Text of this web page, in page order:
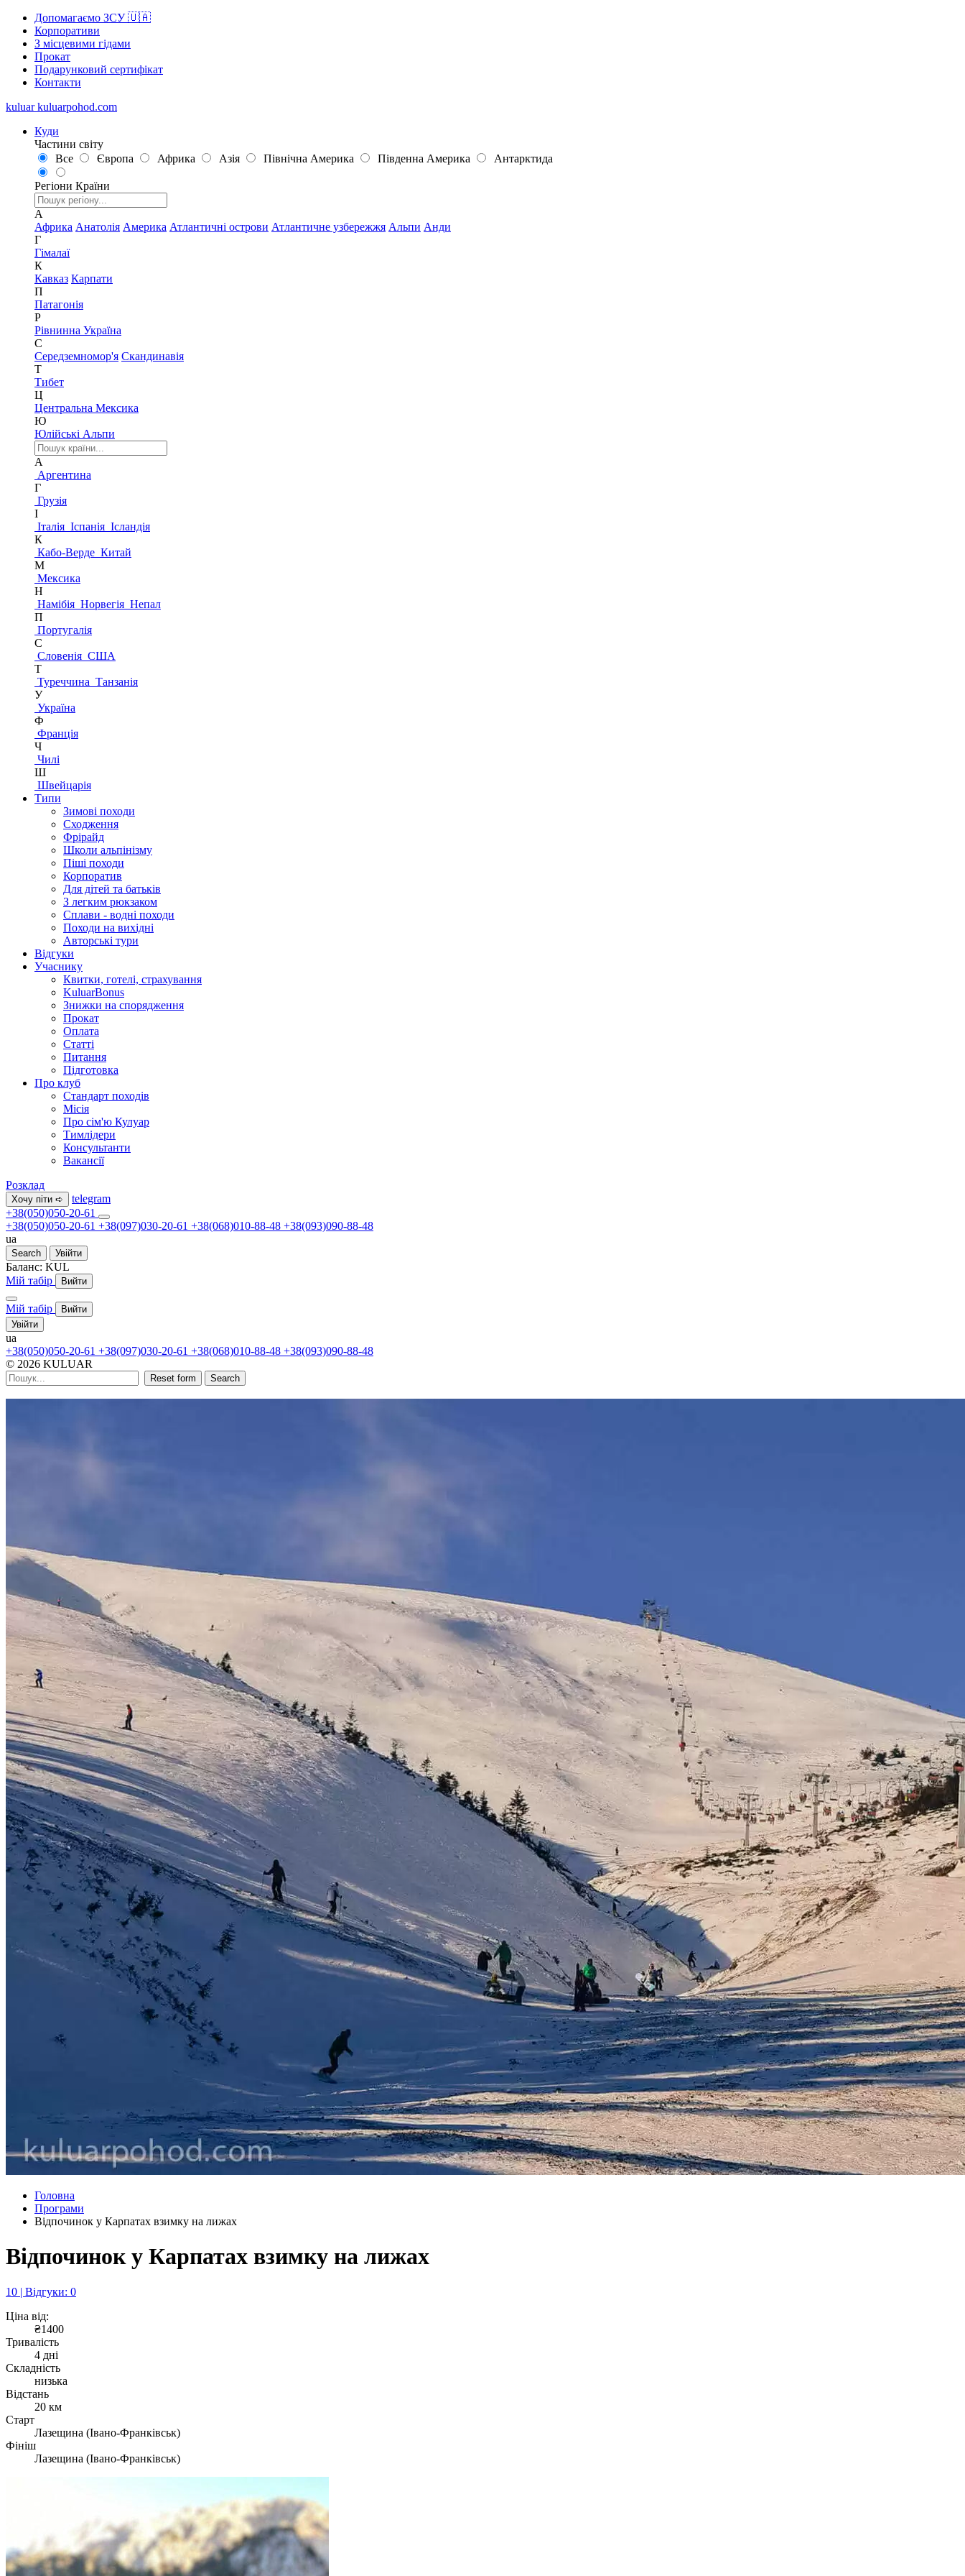
Допомагаємо ЗСУ 🇺🇦
Корпоративи
З місцевими гідами
Прокат
Подарунковий сертифікат
Контакти
kuluar kuluarpohod.com
Куди
Частини світу
Все
Європа Африка Азія Північна Америка Південна Америка Антарктида
Регіони Країни
А
Африка Анатолія Америка Атлантичні острови Атлантичне узбережжя Альпи Анди
Г
Гімалаї
К
Кавказ Карпати
П
Патагонія
Р
Рівнинна Україна
С
Середземномор'я Скандинавія
Т
Тибет
Ц
Центральна Мексика
Ю
Юлійські Альпи
А
Аргентина
Г
Грузія
І
Італія Іспанія Ісландія
К
Кабо-Верде Китай
М
Мексика
Н
Намібія Норвегія Непал
П
Португалія
С
Словенія США
Т
Туреччина Танзанія
У
Україна
Ф
Франція
Ч
Чилі
Ш
Швейцарія
Типи
Зимові походи
Сходження
Фрірайд
Школи альпінізму
Піші походи
Корпоратив
Для дітей та батьків
З легким рюкзаком
Сплави - водні походи
Походи на вихідні
Авторські тури
Відгуки
Учаснику
Квитки, готелі, страхування
KuluarBonus
Знижки на спорядження
Прокат
Оплата
Статті
Питання
Підготовка
Про клуб
Стандарт походів
Місія
Про сім'ю Кулуар
Тимлідери
Консультанти
Вакансії
Розклад
Хочу піти ➪
telegram
+38(050)050-20-61
+38(050)050-20-61 +38(097)030-20-61 +38(068)010-88-48 +38(093)090-88-48
ua
Search Увійти
Баланс: KUL
Мій табір
Вийти
Мій табір
Вийти
Увійти
ua
+38(050)050-20-61 +38(097)030-20-61 +38(068)010-88-48 +38(093)090-88-48
© 2026 KULUAR
Reset form Search
Головна
Програми
Відпочинок у Карпатах взимку на лижах
Відпочинок у Карпатах взимку на лижах
10 | Відгуки: 0
Ціна від:
₴1400
Тривалість
4 дні
Складність
низька
Відстань
20 км
Старт
Лазещина (Івано-Франківськ)
Фініш
Лазещина (Івано-Франківськ)